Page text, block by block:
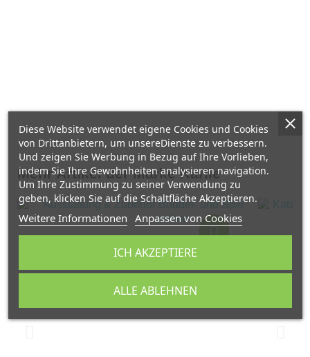
Mehr Artikel der Marke Karlie
Buddel- und Spielturm Finn
12,99 €
Diese Website verwendet eigene Cookies und Cookies
von Drittanbietern, um unsereDienste zu verbessern.
Und zeigen Sie Werbung in Bezug auf Ihre Vorlieben,
indem Sie Ihre Gewohnheiten analysieren navigation.
Um Ihre Zustimmung zu seiner Verwendung zu
geben, klicken Sie auf die Schaltfläche Akzeptieren.
Weitere Informationen Anpassen von Cookies
ALLE ABLEHNEN
ICH AKZEPTIERE